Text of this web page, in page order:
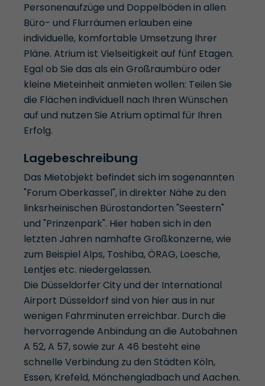
Personenaufzüge und Doppelböden in allen
Büro- und Flurräumen erlauben eine
individuelle, komfortable Umsetzung Ihrer
Pläne. Atrium ist Vielseitigkeit auf fünf Etagen.
Egal ob Sie das als ein Großraumbüro oder
kleine Mieteinheit anmieten wollen: Teilen Sie
die Flächen individuell nach Ihren Wünschen
auf und nutzen Sie Atrium optimal für Ihren
Erfolg.
Lagebeschreibung
Das Mietobjekt befindet sich im sogenannten
"Forum Oberkassel", in direkter Nähe zu den
linksrheinischen Bürostandorten "Seestern"
und "Prinzenpark". Hier haben sich in den
letzten Jahren namhafte Großkonzerne, wie
zum Beispiel Alps, Toshiba, ÖRAG, Loesche,
Lentjes etc. niedergelassen.
Die Düsseldorfer City und der International
Airport Düsseldorf sind von hier aus in nur
wenigen Fahrminuten erreichbar. Durch die
hervorragende Anbindung an die Autobahnen
A 52, A 57, sowie zur A 46 besteht eine
schnelle Verbindung zu den Städten Köln,
Essen, Krefeld, Mönchengladbach und Aachen.